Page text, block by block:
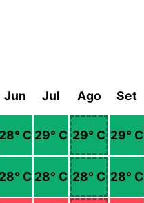
Jun Jul Ago Set
28° C 29° C 29° C 29° C
28° C 28° C 28° C 28° C